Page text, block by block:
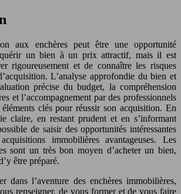
aux enchères peut être une opportunité
un bien à un prix attractif, mais il est
rigoureusement et de connaître les risques
L’analyse approfondie du bien et
précise du budget, la compréhension
et l’accompagnement par des professionnels
clés pour réussir son acquisition. En
claire, en restant prudent et en s’informant
de saisir des opportunités intéressantes
immobilières avantageuses. Les
sont un très bon moyen d’acheter un bien,
être préparé.
dans l’aventure des enchères immobilières,
renseigner, de vous former et de vous faire